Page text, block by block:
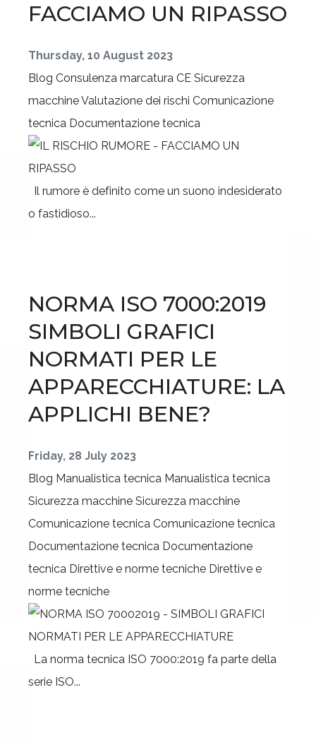
FACCIAMO UN RIPASSO
Thursday, 10 August 2023
Blog Consulenza marcatura CE Sicurezza
macchineValutazione dei rischi Comunicazione
tecnica Documentazione tecnica
Il rumore è definito come un suono indesiderato
o fastidioso...
NORMA ISO 7000:2019
SIMBOLI GRAFICI
NORMATI PER LE
APPARECCHIATURE: LA
APPLICHI BENE?
Friday, 28 July 2023
Blog Manualistica tecnica Manualistica tecnica
Sicurezza macchine Sicurezza macchine
Comunicazione tecnica Comunicazione tecnica
Documentazione tecnica Documentazione
tecnica Direttive e norme tecniche Direttive e
norme tecniche
La norma tecnica ISO 7000:2019 fa parte della
serie ISO...